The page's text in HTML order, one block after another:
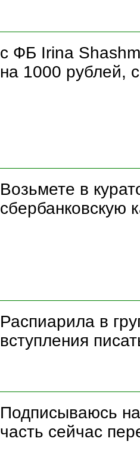
с ФБ Irina
на 1000 рублей,
Возьмете в
сбербанковскую
Распиарила в
вступления
Подписываюсь
часть сейчас